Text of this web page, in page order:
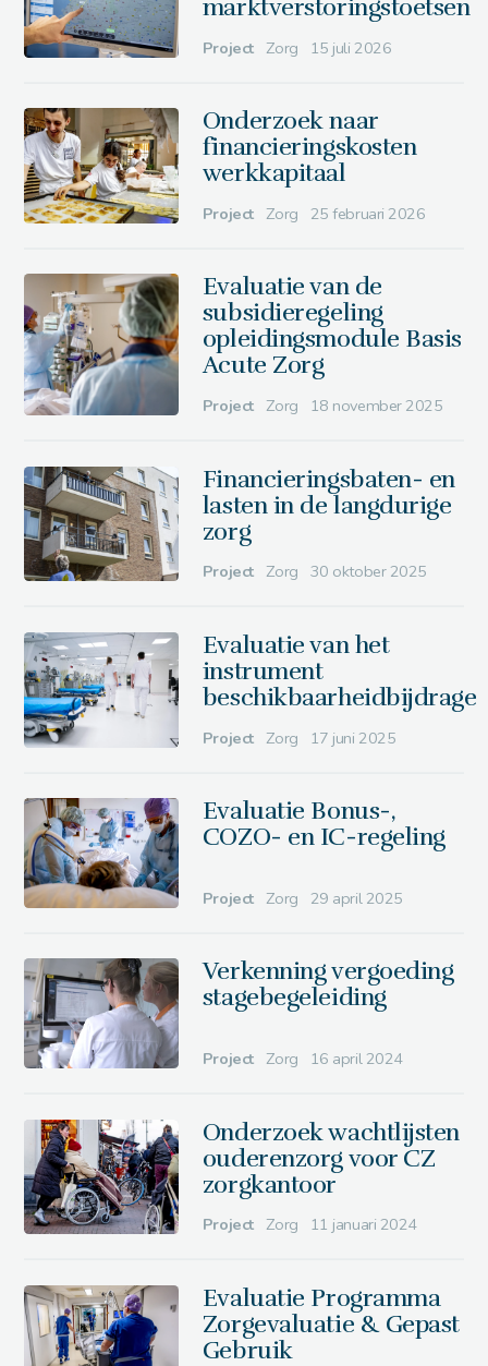
marktverstoringstoetsen
Project Zorg 15 juli 2026
Onderzoek naar
financieringskosten
werkkapitaal
Project Zorg 25 februari 2026
Evaluatie van de
subsidieregeling
opleidingsmodule Basis
Acute Zorg
Project Zorg 18 november 2025
Financieringsbaten- en
lasten in de langdurige
zorg
Project Zorg 30 oktober 2025
Evaluatie van het
instrument
beschikbaarheidbijdrage
Project Zorg 17 juni 2025
Evaluatie Bonus-,
COZO- en IC-regeling
Project Zorg 29 april 2025
Verkenning vergoeding
stagebegeleiding
Project Zorg 16 april 2024
Onderzoek wachtlijsten
ouderenzorg voor CZ
zorgkantoor
Project Zorg 11 januari 2024
Evaluatie Programma
Zorgevaluatie & Gepast
Gebruik